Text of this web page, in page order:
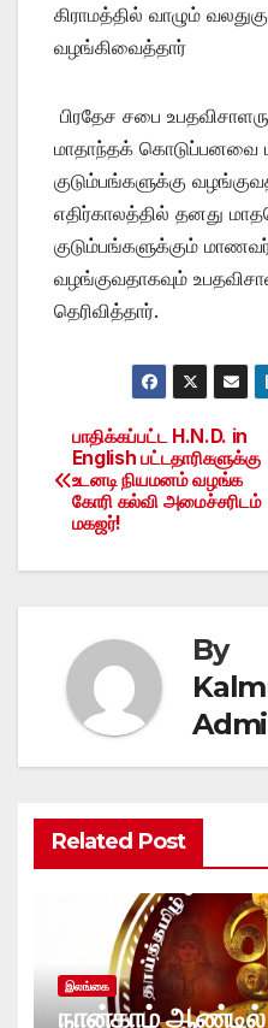
கிராமத்தில் வாழும்
வழங்கிவைத்தார்
பிரதேச சபை
மாதாந்தக் கொடுப்பனவை
குடும்பங்களுக்கு
எதிர்காலத்தில் தனது
குடும்பங்களுக்கும்
வழங்குவதாகவும்
தெரிவித்தார்.
Post
navigation
பாதிக்கப்பட்ட H.N.D. in
English பட்டதாரிகளுக்கு
உடனடி நியமனம் வழங்க
கோரி கல்வி அமைச்சரிடம்
மகஜர்!
By
Related Post
இலங்கை
நான்காம் ஆண்டில்